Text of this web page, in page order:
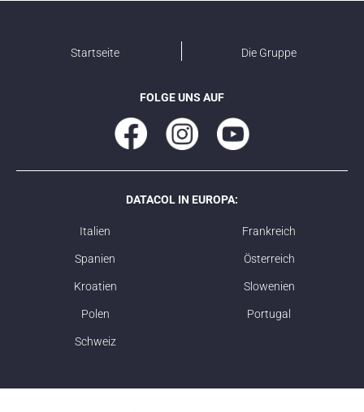
Startseite Die Gruppe
FOLGE UNS AUF
DATACOL IN EUROPA:
Italien Frankreich
Spanien Österreich
Kroatien Slowenien
Polen Portugal
Schweiz